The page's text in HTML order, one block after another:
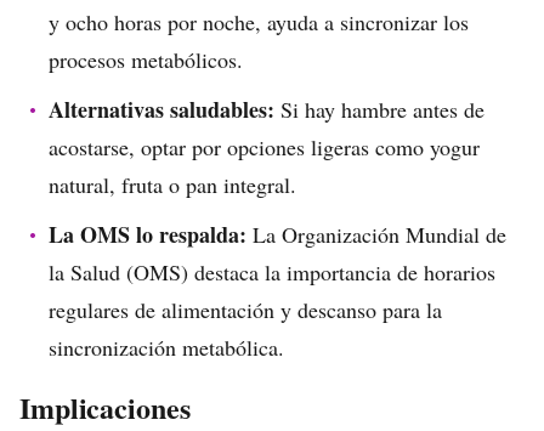
y ocho horas por noche, ayuda a sincronizar los
procesos metabólicos.
Alternativas saludables: Si hay hambre antes de
acostarse, optar por opciones ligeras como yogur
natural, fruta o pan integral.
La OMS lo respalda: La Organización Mundial de
la Salud (OMS) destaca la importancia de horarios
regulares de alimentación y descanso para la
sincronización metabólica.
Implicaciones